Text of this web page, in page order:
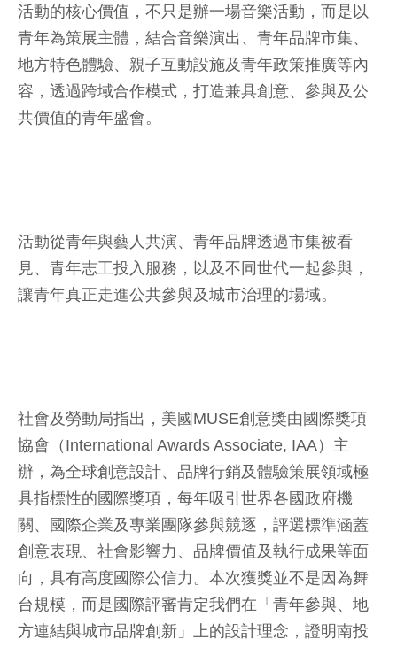
活動的核心價值，不只是辦一場音樂活動，而是以
青年為策展主體，結合音樂演出、青年品牌市集、
地方特色體驗、親子互動設施及青年政策推廣等內
容，透過跨域合作模式，打造兼具創意、參與及公
共價值的青年盛會。
活動從青年與藝人共演、青年品牌透過市集被看
見、青年志工投入服務，以及不同世代一起參與，
讓青年真正走進公共參與及城市治理的場域。
社會及勞動局指出，美國MUSE創意獎由國際獎項
協會（International Awards Associate, IAA）主
辦，為全球創意設計、品牌行銷及體驗策展領域極
具指標性的國際獎項，每年吸引世界各國政府機
關、國際企業及專業團隊參與競逐，評選標準涵蓋
創意表現、社會影響力、品牌價值及執行成果等面
向，具有高度國際公信力。本次獲獎並不是因為舞
台規模，而是國際評審肯定我們在「青年參與、地
方連結與城市品牌創新」上的設計理念，證明南投